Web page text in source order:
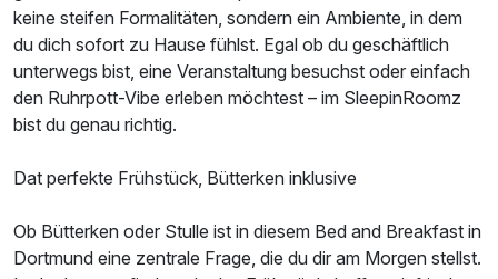
keine steifen Formalitäten, sondern ein Ambiente, in dem
du dich sofort zu Hause fühlst. Egal ob du geschäftlich
unterwegs bist, eine Veranstaltung besuchst oder einfach
den Ruhrpott-Vibe erleben möchtest – im SleepinRoomz
bist du genau richtig.
Dat perfekte Frühstück, Bütterken inklusive
Ob Bütterken oder Stulle ist in diesem Bed and Breakfast in
Dortmund eine zentrale Frage, die du dir am Morgen stellst.